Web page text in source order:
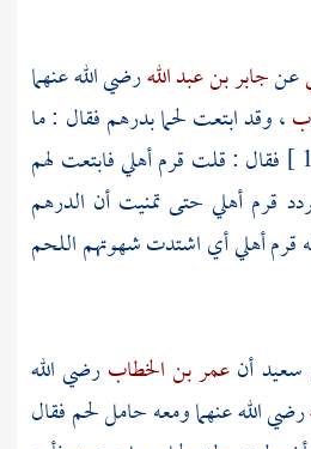
عنجابر بن عبد اللهرضي الله عنهما
، وقد ابتعت لحما بدرهم فقال : ما
فقال : قلت قرم أهلي فابتعت لهم
قرم أهلي حتى تمنيت أن الدرهم
قرم أهلي أي اشتدت شهوتهم اللحم
سعيدأنعمر بن الخطابرضي الله
رضي الله عنهما ومعه حامل لحم فقال